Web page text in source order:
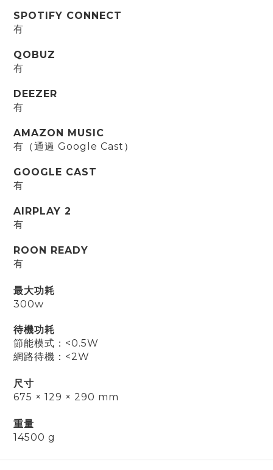
SPOTIFY CONNECT
有
QOBUZ
有
DEEZER
有
AMAZON MUSIC
有（通過 Google Cast）
GOOGLE CAST
有
AIRPLAY 2
有
ROON READY
有
最大功耗
300w
待機功耗
節能模式 ：<0.5W
網路待機： <2W
尺寸
675 × 129 × 290 mm
重量
14500 g